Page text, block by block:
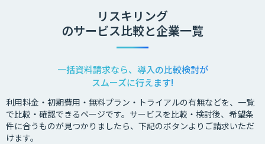
リスキリング
のサービス比較と企業一覧
一括資料請求なら、導入の比較検討が
スムーズに行えます!
利用料金・初期費用・無料プラン・トライアルの有無などを、一覧
で比較・確認できるページです。サービスを比較・検討後、希望条
件に合うものが見つかりましたら、下記のボタンよりご請求いただ
けます。